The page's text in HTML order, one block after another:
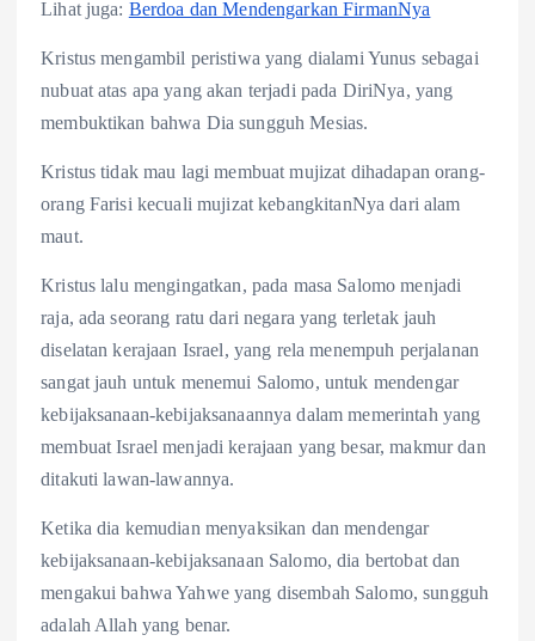
Lihat juga: Berdoa dan Mendengarkan FirmanNya
Kristus mengambil peristiwa yang dialami Yunus sebagai
nubuat atas apa yang akan terjadi pada DiriNya, yang
membuktikan bahwa Dia sungguh Mesias.
Kristus tidak mau lagi membuat mujizat dihadapan orang-
orang Farisi kecuali mujizat kebangkitanNya dari alam
maut.
Kristus lalu mengingatkan, pada masa Salomo menjadi
raja, ada seorang ratu dari negara yang terletak jauh
diselatan kerajaan Israel, yang rela menempuh perjalanan
sangat jauh untuk menemui Salomo, untuk mendengar
kebijaksanaan-kebijaksanaannya dalam memerintah yang
membuat Israel menjadi kerajaan yang besar, makmur dan
ditakuti lawan-lawannya.
Ketika dia kemudian menyaksikan dan mendengar
kebijaksanaan-kebijaksanaan Salomo, dia bertobat dan
mengakui bahwa Yahwe yang disembah Salomo, sungguh
adalah Allah yang benar.